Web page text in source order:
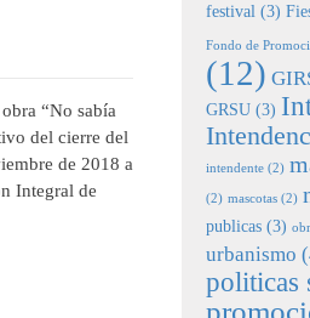
“No sabía
del cierre del
de 2018 a
Integral de
festival (3)
Fondo de
(12)
GRSU (3)
intendente (2)
(2) mascotas (2)
publicas (3)
urbanismo
politicas